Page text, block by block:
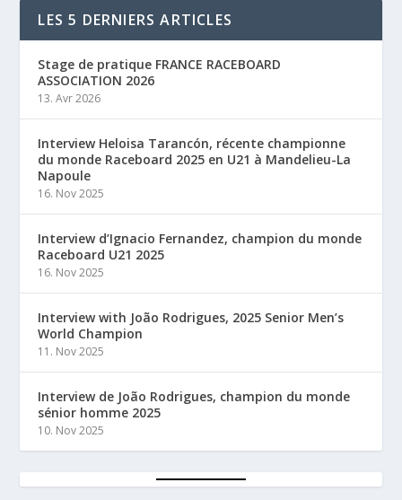
LES 5 DERNIERS ARTICLES
Stage de pratique FRANCE RACEBOARD
ASSOCIATION 2026
13. Avr 2026
Interview Heloisa Tarancón, récente championne
du monde Raceboard 2025 en U21 à Mandelieu-La
Napoule
16. Nov 2025
Interview d’Ignacio Fernandez, champion du monde
Raceboard U21 2025
16. Nov 2025
Interview with João Rodrigues, 2025 Senior Men’s
World Champion
11. Nov 2025
Interview de João Rodrigues, champion du monde
sénior homme 2025
10. Nov 2025